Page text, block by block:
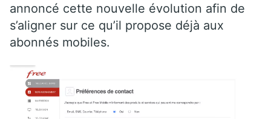
annoncé cette nouvelle évolution afin de
s’aligner sur ce qu’il propose déjà aux
abonnés mobiles.